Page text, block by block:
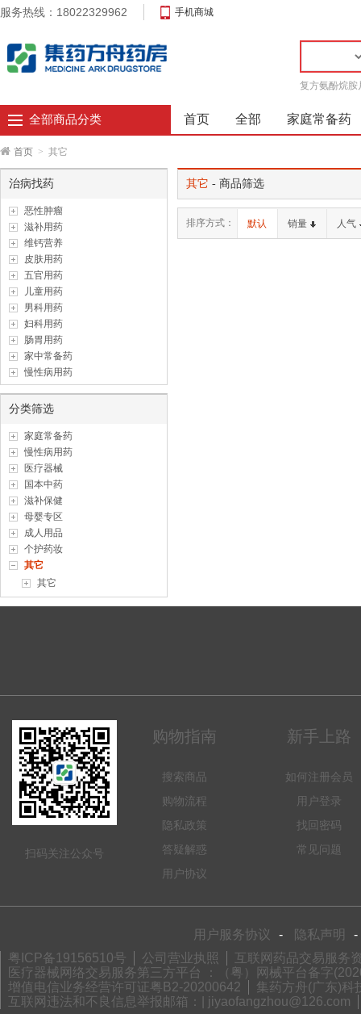
服务热线：18022329962 手机商城
复方氨酚烷胺
全部商品分类 首页 全部 家庭常备药
首页 > 其它
治病找药
恶性肿瘤
滋补用药
维钙营养
皮肤用药
五官用药
儿童用药
男科用药
妇科用药
肠胃用药
家中常备药
慢性病用药
分类筛选
家庭常备药
慢性病用药
医疗器械
国本中药
滋补保健
母婴专区
成人用品
个护药妆
其它
其它
其它 - 商品筛选
排序方式： 默认 销量 人气
扫码关注公众号
购物指南
搜索商品
购物流程
隐私政策
答疑解惑
用户协议
新手上路
如何注册会员
用户登录
找回密码
常见问题
用户服务协议 - 隐私声明
-
粤ICP备19156510号
公司营业执照
互联网药品交易服务
医疗器械网络交易服务第三方平台 ：（粤）网械平台备字
增值电信业务经营许可证粤B2-20200642
集药方舟(广东)科
互联网违法和不良信息举报邮箱：| jiyaofangzhou@126.com